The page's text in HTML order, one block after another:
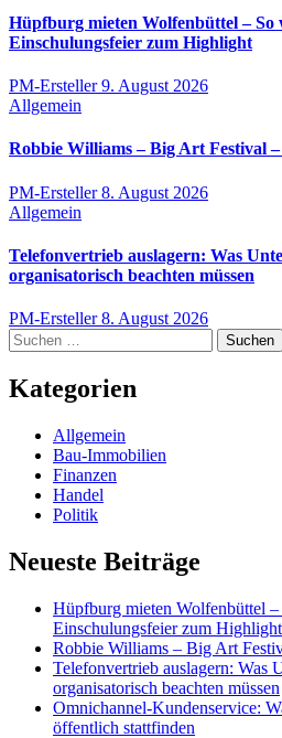
Hüpfburg mieten Wolfenbüttel – So
Einschulungsfeier zum Highlight
PM-Ersteller9. August 2026
Allgemein
Robbie Williams – Big Art Festival
PM-Ersteller8. August 2026
Allgemein
Telefonvertrieb auslagern: Was
organisatorisch beachten müssen
PM-Ersteller8. August 2026
Suchen
nach:
Kategorien
Allgemein
Bau-Immobilien
Finanzen
Handel
Politik
Neueste Beiträge
Hüpfburg mieten Wolfenbüttel
Einschulungsfeier zum Highlight
Robbie Williams – Big Art
Telefonvertrieb auslagern: Was
organisatorisch beachten müssen
Omnichannel-Kundenservice:
öffentlich stattfinden